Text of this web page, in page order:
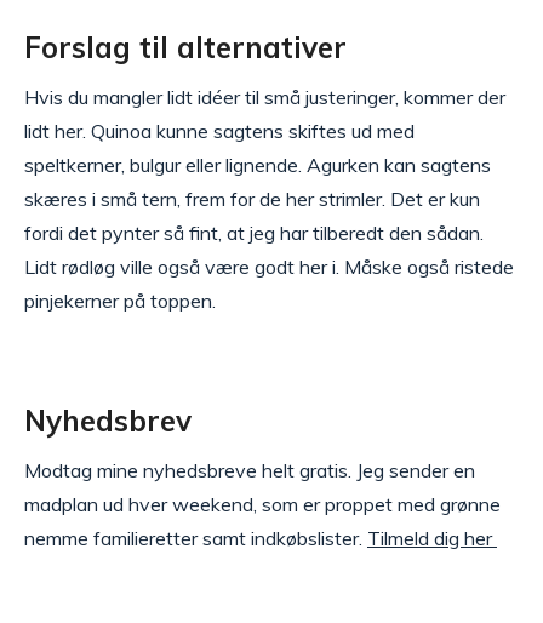
Forslag til alternativer
Hvis du mangler lidt idéer til små justeringer, kommer der
lidt her. Quinoa kunne sagtens skiftes ud med
speltkerner, bulgur eller lignende. Agurken kan sagtens
skæres i små tern, frem for de her strimler. Det er kun
fordi det pynter så fint, at jeg har tilberedt den sådan.
Lidt rødløg ville også være godt her i. Måske også ristede
pinjekerner på toppen.
Nyhedsbrev
Modtag mine nyhedsbreve helt gratis. Jeg sender en
madplan ud hver weekend, som er proppet med grønne
nemme familieretter samt indkøbslister. Tilmeld dig her